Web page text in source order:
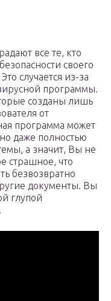
все те, кто
своего
случается из-за
программы.
созданы лишь
от
программа может
даже полностью
а значит, Вы не
страшное, что
безвозвратно
документы. Вы
глупой